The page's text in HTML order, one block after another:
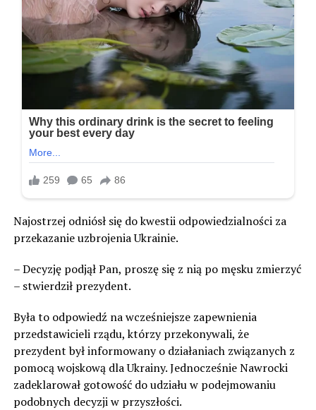
Najostrzej odniósł się do kwestii odpowiedzialności za
przekazanie uzbrojenia Ukrainie.
– Decyzję podjął Pan, proszę się z nią po męsku zmierzyć
– stwierdził prezydent.
Była to odpowiedź na wcześniejsze zapewnienia
przedstawicieli rządu, którzy przekonywali, że
prezydent był informowany o działaniach związanych z
pomocą wojskową dla Ukrainy. Jednocześnie Nawrocki
zadeklarował gotowość do udziału w podejmowaniu
podobnych decyzji w przyszłości.